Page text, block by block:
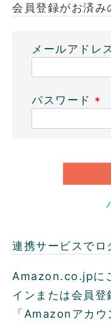
会員登録がお済み
メールアドレ
パスワード
)
連携サービスでロ
Amazon.co.jpに
インまたは会員登
「Amazonアカ